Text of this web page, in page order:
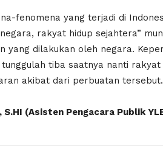
fenomena yang terjadi di
rakyat hidup sejahtera”
yang dilakukan oleh negara.
tiba saatnya nanti
akibat dari perbuatan tersebut.
S.HI (Asisten Pengacara Publik